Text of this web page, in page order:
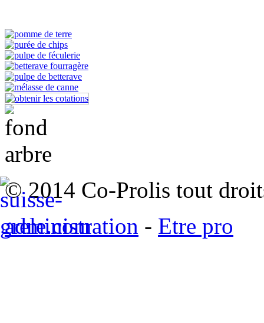
© 2014 Co-Prolis tout
administration - Etre pro